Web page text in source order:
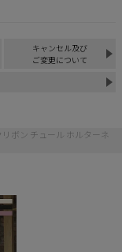
キャンセル及び
ご変更について
ボン チュール ホルターネ